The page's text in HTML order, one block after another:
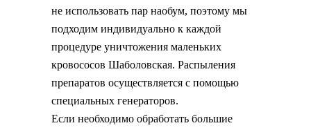
не использовать пар наобум, поэтому мы
подходим индивидуально к каждой
процедуре уничтожения маленьких
кровососов Шаболовская. Распыления
препаратов осуществляется с помощью
специальных генераторов.
Если необходимо обработать большие